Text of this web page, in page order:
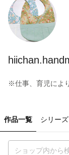
※仕事、育児によ
作品一覧 シリーズ